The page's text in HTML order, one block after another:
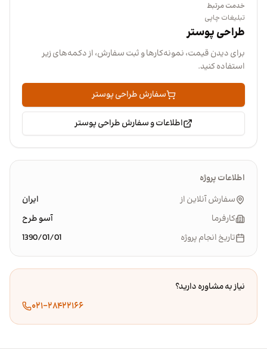
خدمت مرتبط
تبلیغات چاپی
طراحی پوستر
برای دیدن قیمت، نمونه‌کارها و ثبت سفارش، از دکمه‌های زیر
استفاده کنید.
سفارش طراحی پوستر
اطلاعات و سفارش طراحی پوستر
اطلاعات پروژه
سفارش آنلاین از
ایران
کارفرما
آسو طرح
تاریخ انجام پروژه
1390/01/01
نیاز به مشاوره دارید؟
۰۲۱-۲۸۴۲۲۱۶۶